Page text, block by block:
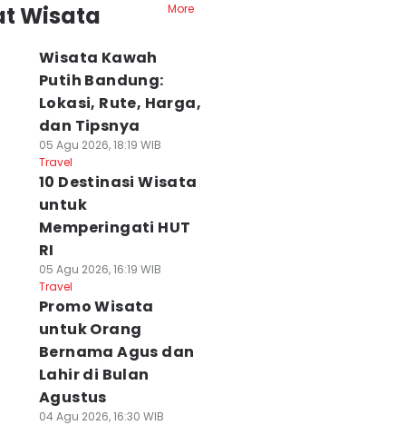
Wisata
More
Wisata Kawah
Putih Bandung:
Lokasi, Rute, Harga,
dan Tipsnya
05 Agu 2026, 18:19 WIB
Travel
10 Destinasi Wisata
untuk
Memperingati HUT
RI
05 Agu 2026, 16:19 WIB
Travel
Promo Wisata
untuk Orang
Bernama Agus dan
Lahir di Bulan
Agustus
04 Agu 2026, 16:30 WIB